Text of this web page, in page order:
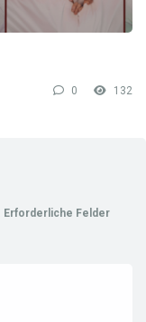
0 132
Erforderliche Felder